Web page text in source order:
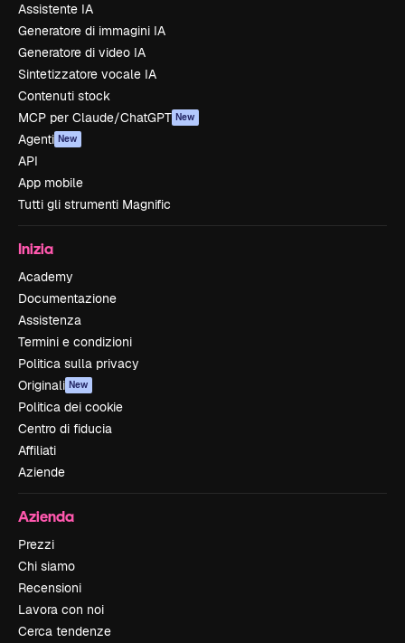
Assistente IA
Generatore di immagini IA
Generatore di video IA
Sintetizzatore vocale IA
Contenuti stock
MCP per Claude/ChatGPT New
Agenti New
API
App mobile
Tutti gli strumenti Magnific
Inizia
Academy
Documentazione
Assistenza
Termini e condizioni
Politica sulla privacy
Originali New
Politica dei cookie
Centro di fiducia
Affiliati
Aziende
Azienda
Prezzi
Chi siamo
Recensioni
Lavora con noi
Cerca tendenze